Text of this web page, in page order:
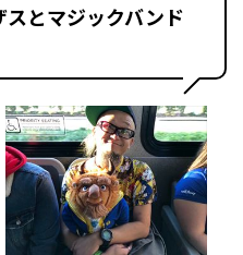
とマジックバンド